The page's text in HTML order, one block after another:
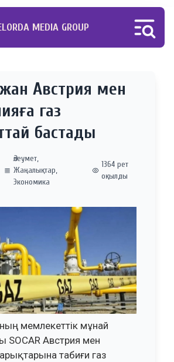
MEDIA GROUP
Австрия мен
газ
бастады
Әлеумет,
Жаңалықтар,
Экономика
1364 рет
оқылды
мемлекеттік мұнай
SOCAR Австрия мен
табиғи газ